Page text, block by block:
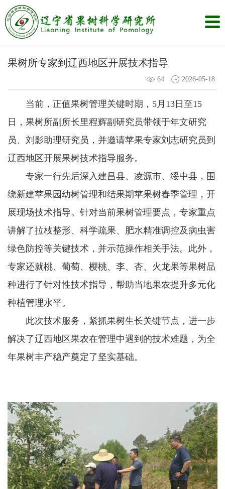
果树所专家到辽西地区开展技术指导
64 2026-05-18
当前，正值果树管理关键时期，5月13日至15
日，果树所副所长里程辉副研究员带领于年文研究
员、刘影助理研究员，并邀请苹果专家刘志研究员到
辽西地区开展果树技术指导服务。
专家一行先后深入建昌县、凌源市、绥中县，围
绕新建苹果园幼树管理和结果期苹果树春季管理，开
展现场技术指导。针对当前果树管理要点，专家重点
讲解了拉枝整形、科学疏果、肥水精准调控及病虫害
绿色防控等关键技术，并示范操作相关手法。此外，
专家还就桃、葡萄、樱桃、李、杏、火龙果等果树品
种进行了针对性技术指导，帮助当地果农提升多元化
种植管理水平。
此次技术服务，紧抓果树生长关键节点，进一步
解决了辽西地区果农在管理中遇到的技术难题，为全
年果树丰产稳产奠定了坚实基础。